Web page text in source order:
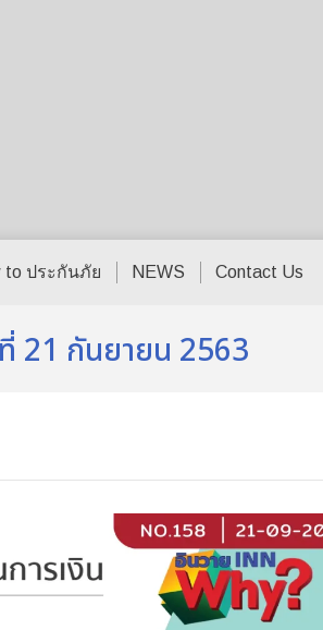
to ประกันภัย NEWS Contact Us
21 กันยายน 2563